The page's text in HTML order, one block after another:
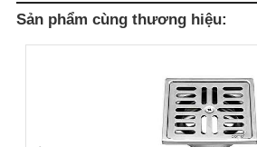
Sản phẩm cùng thương hiệu: